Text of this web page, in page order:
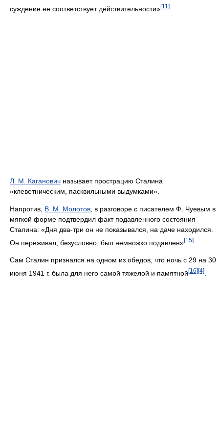
суждение не соответствует действительности»[11]
Л. М. Каганович называет прострацию Сталина
«клеветническим, пасквильными выдумками».
Напротив, В. М. Молотов , в разговоре с писателем Ф. Чуевым в
мягкой форме подтвердил факт подавленного состояния
Сталина: «Дня два-три он не показывался, на даче находился.
Он переживал, безусловно, был немножко подавлен»[15]
Сам Сталин признался на одном из обедов, что ночь с 29 на 30
июня 1941 г. была для него самой тяжелой и памятной [16] [4]